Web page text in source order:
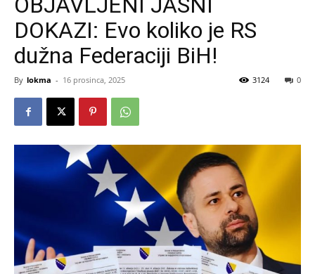
DOKAZI: Evo koliko je RS
dužna Federaciji BiH!
By lokma - 16 prosinca, 2025 0
3124